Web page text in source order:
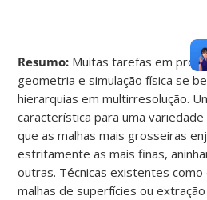
Resumo: Muitas tarefas em
geometria e simulação física se
hierarquias em multirresolução.
característica para uma
que as malhas mais grosseiras
estritamente as mais finas,
outras. Técnicas existentes como
malhas de superfícies ou